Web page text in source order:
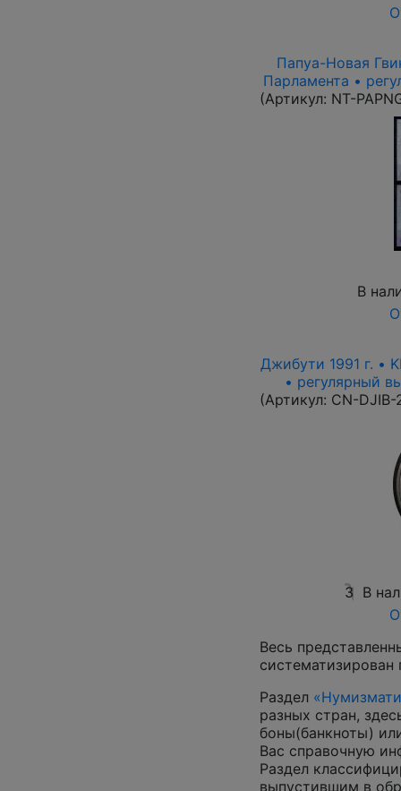
Папуа-Новая
Парламента •
(Артикул: NT-
В
Джибути 1991 г. •
• регулярный
(Артикул: CN-DJIB-
3 В
Весь
систематизирован
Раздел
разных стран,
боны(банкноты)
Вас справочную
Раздел
выпустившим в